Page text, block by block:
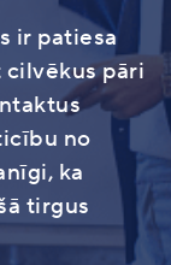
ir patiesa
pāri
no
ka
tirgus